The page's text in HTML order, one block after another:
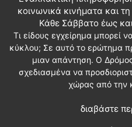
κοινωνικά κινήματα και
Κάθε Σάββατο έως
Τι είδους εγχείρημα μπορεί
κύκλου; Σε αυτό το ερώτημα
μιαν απάντηση. Ο
σχεδιασμένα να
χώρας από την
διαβάστε